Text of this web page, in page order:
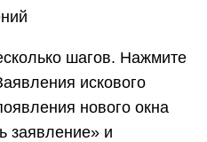
шагов. Нажмите
искового
нового окна
заявление» и